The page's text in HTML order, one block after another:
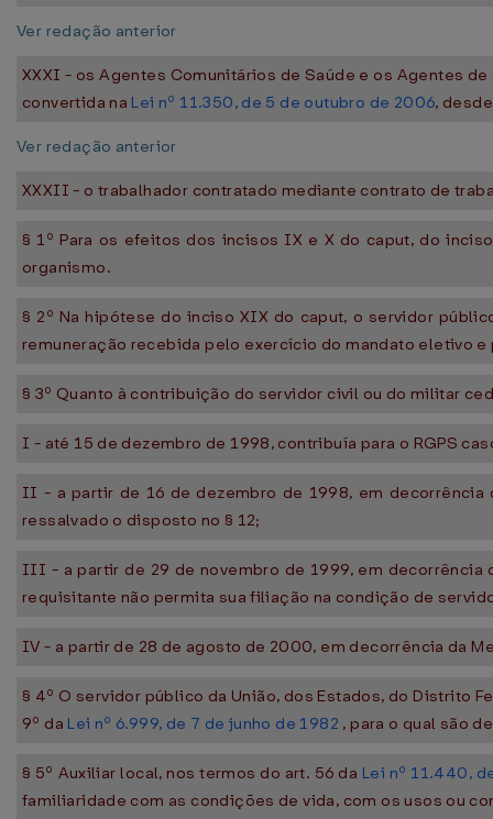
Ver redação anterior
XXXI - os Agentes Comunitários de Saúde e os Agentes
convertida na Lei nº 11.350, de 5 de outubro de 2006,
Ver redação anterior
XXXII - o trabalhador contratado mediante contrato de
§ 1º Para os efeitos dos incisos IX e X do caput, do
organismo.
§ 2º Na hipótese do inciso XIX do caput, o servidor
remuneração recebida pelo exercício do mandato eletivo
§ 3º Quanto à contribuição do servidor civil ou do militar
I - até 15 de dezembro de 1998, contribuía para o RGPS
II - a partir de 16 de dezembro de 1998, em decorrência
ressalvado o disposto no § 12;
III - a partir de 29 de novembro de 1999, em decorrência
requisitante não permita sua filiação na condição de
IV - a partir de 28 de agosto de 2000, em decorrência da
§ 4º O servidor público da União, dos Estados, do Distrito
9º da Lei nº 6.999, de 7 de junho de 1982 , para o qual são
§ 5º Auxiliar local, nos termos do art. 56 da Lei nº 11.440,
familiaridade com as condições de vida, com os usos ou